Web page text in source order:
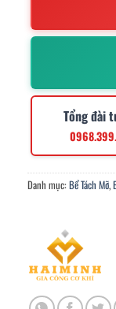
Tổng đài
Danh mục: Bể Tách Mỡ,